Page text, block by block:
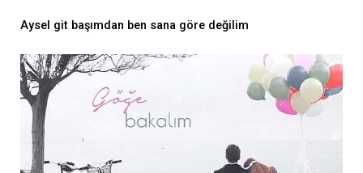
Aysel git başımdan ben sana göre değilim